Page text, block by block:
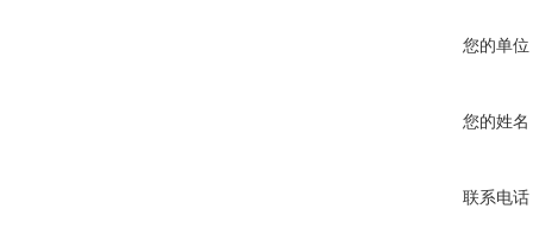
您的单位
您的姓名
联系电话